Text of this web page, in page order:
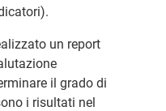
un report
il grado di
i risultati nel